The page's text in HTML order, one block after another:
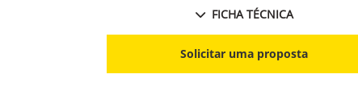
FICHA TÉCNICA
Solicitar uma proposta